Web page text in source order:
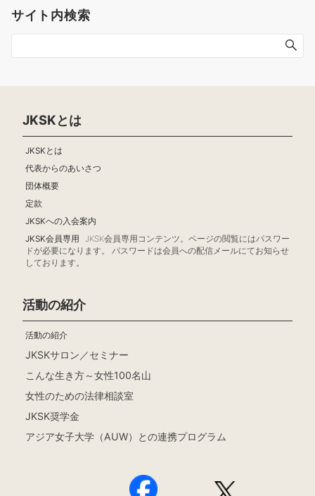
サイト内検索
JKSKとは
JKSKとは
代表からのあいさつ
団体概要
定款
JKSKへの入会案内
JKSK会員専用
JKSK会員専用コンテンツ。ページの閲覧にはパスワー
ドが必要になります。 パスワードは会員への配信メールにてお知らせ
しております。
活動の紹介
活動の紹介
JKSKサロン／セミナー
こんな生き方～女性100名山
女性のための法律相談室
JKSK奨学金
アジア女子大学（AUW）との連携プログラム